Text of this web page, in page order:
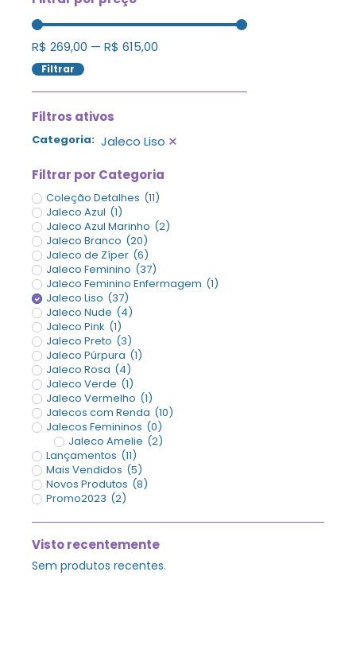
R$ 269,00 — R$ 615,00
Filtrar
Filtros ativos
Categoria: Jaleco Liso ×
Filtrar por Categoria
Coleção Detalhes (11)
Jaleco Azul (1)
Jaleco Azul Marinho (2)
Jaleco Branco (20)
Jaleco de Zíper (6)
Jaleco Feminino (37)
Jaleco Feminino Enfermagem (1)
Jaleco Liso (37)
Jaleco Nude (4)
Jaleco Pink (1)
Jaleco Preto (3)
Jaleco Púrpura (1)
Jaleco Rosa (4)
Jaleco Verde (1)
Jaleco Vermelho (1)
Jalecos com Renda (10)
Jalecos Femininos (0)
Jaleco Amelie (2)
Lançamentos (11)
Mais Vendidos (5)
Novos Produtos (8)
Promo2023 (2)
Visto recentemente
Sem produtos recentes.